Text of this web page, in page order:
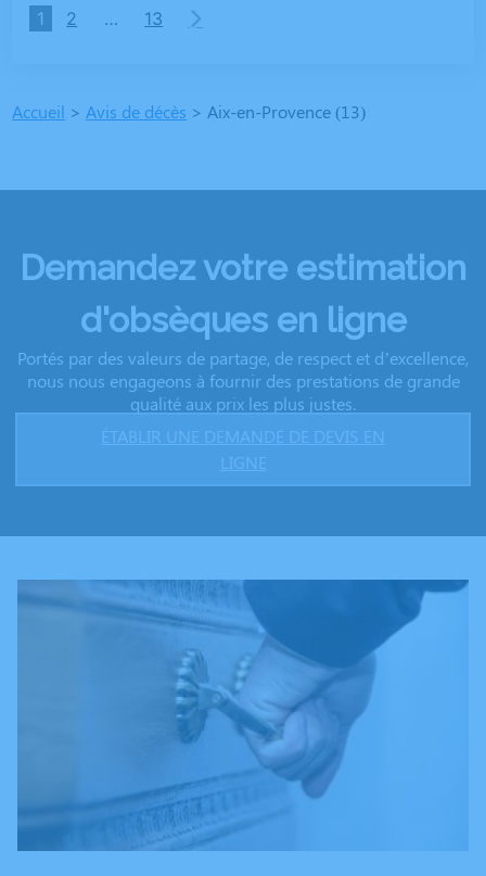
1 2 … 13
Accueil > Avis de décès > Aix-en-Provence (13)
Demandez votre estimation
d'obsèques en ligne
Portés par des valeurs de partage, de respect et d’excellence,
nous nous engageons à fournir des prestations de grande
qualité aux prix les plus justes.
ÉTABLIR UNE DEMANDE DE DEVIS EN
LIGNE